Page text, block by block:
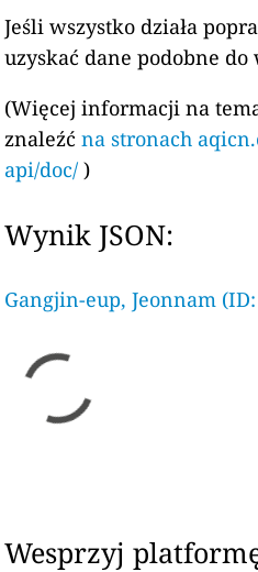
Jeśli wszystko działa
uzyskać dane podobne
(Więcej informacji na
znaleźćna stronach
api/doc/ )
Wynik JSON:
Gangjin-eup, Jeonnam
Wesprzyj